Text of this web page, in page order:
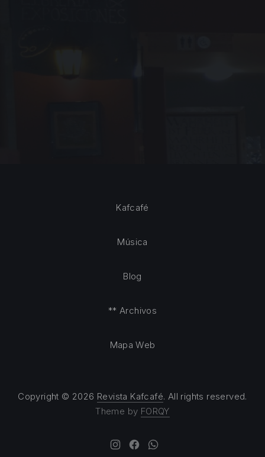
Copyright © 2026 Revista Kafcafé. All rights reserved.
Theme by FORQY
Kafcafé
Música
Blog
** Archivos
Mapa Web
New Window
New Window
New Window